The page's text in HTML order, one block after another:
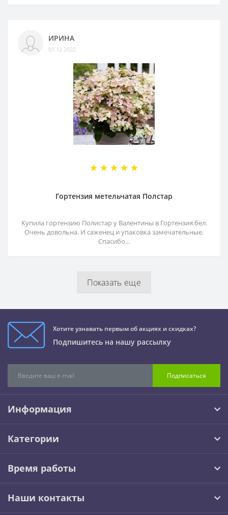
ИРИНА
07.12.2022
Гортензия метельчатая Полстар
Купила гортензию Полистар у Валентины в Гортензия.бел.
Очень довольна. И саженец и упаковка замечательные.
Спасибо...
Показать еще
Хотите узнавать первым об акциях и скидках?
Подпишитесь на нашу рассылку
Подписаться
Информация
Категории
Время работы
Наши контакты